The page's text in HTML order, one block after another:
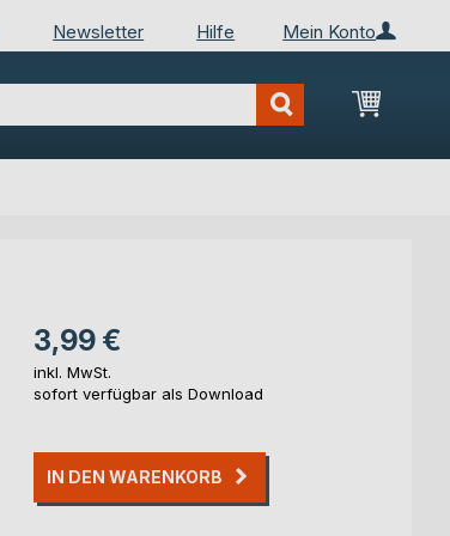
Mein Konto
Newsletter Hilfe
Mein
3,99 €
inkl. MwSt.
sofort verfügbar als Download
IN DEN WARENKORB